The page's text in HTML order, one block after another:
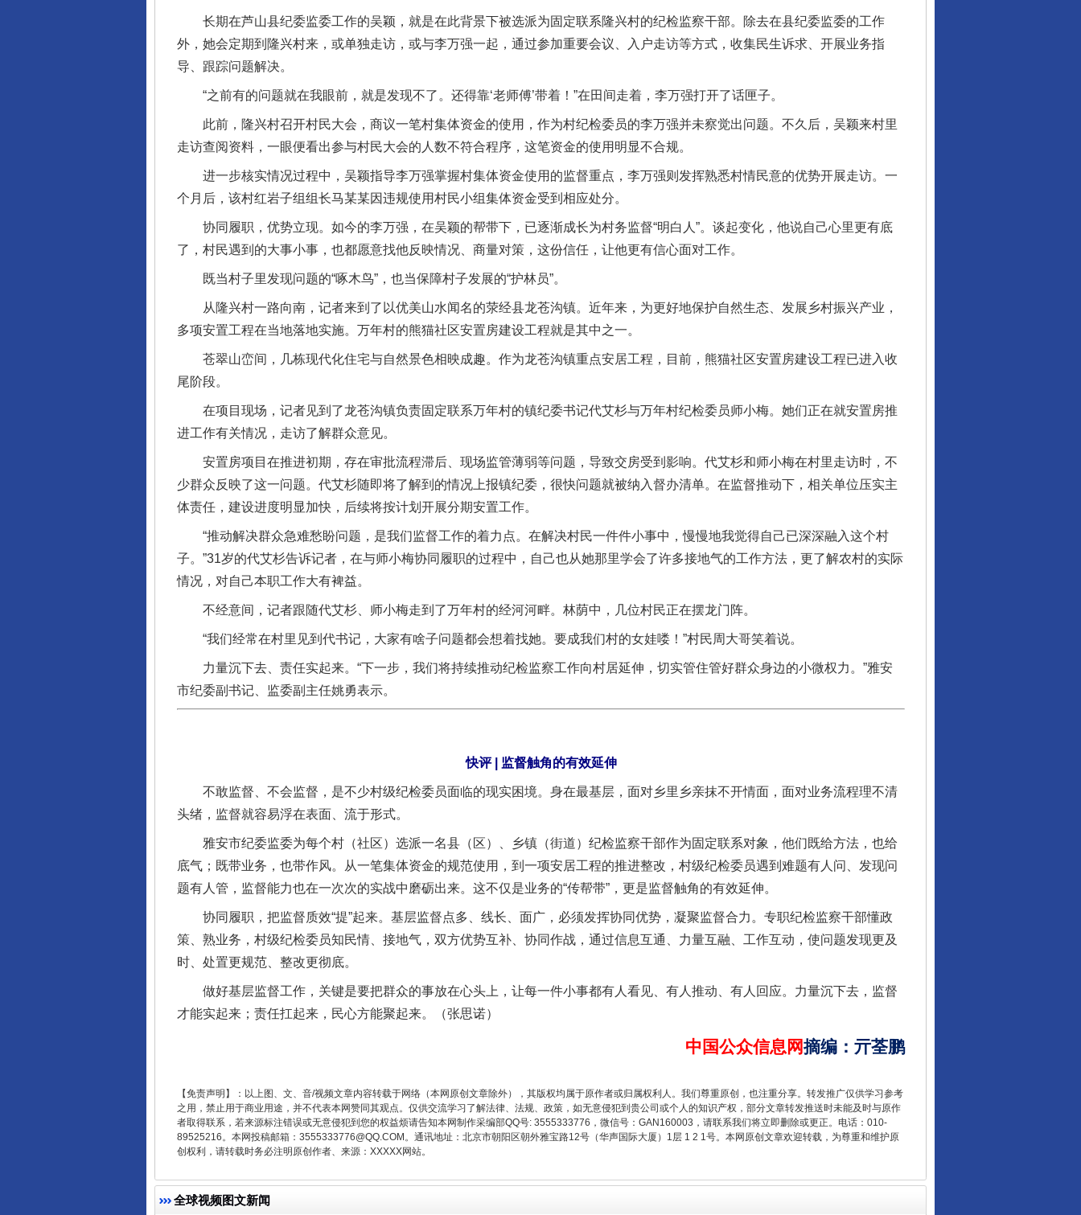
长期在芦山县纪委监委工作的吴颖，就是在此背景下被选派为固定联系隆兴村的纪检监察干部。除去在县纪委监委的工作
外，她会定期到隆兴村来，或单独走访，或与李万强一起，通过参加重要会议、入户走访等方式，收集民生诉求、开展业务指
导、跟踪问题解决。
“之前有的问题就在我眼前，就是发现不了。还得靠‘老师傅’带着！”在田间走着，李万强打开了话匣子。
此前，隆兴村召开村民大会，商议一笔村集体资金的使用，作为村纪检委员的李万强并未察觉出问题。不久后，吴颖来村里
走访查阅资料，一眼便看出参与村民大会的人数不符合程序，这笔资金的使用明显不合规。
进一步核实情况过程中，吴颖指导李万强掌握村集体资金使用的监督重点，李万强则发挥熟悉村情民意的优势开展走访。一
个月后，该村红岩子组组长马某某因违规使用村民小组集体资金受到相应处分。
协同履职，优势立现。如今的李万强，在吴颖的帮带下，已逐渐成长为村务监督“明白人”。谈起变化，他说自己心里更有底
了，村民遇到的大事小事，也都愿意找他反映情况、商量对策，这份信任，让他更有信心面对工作。
既当村子里发现问题的“啄木鸟”，也当保障村子发展的“护林员”。
从隆兴村一路向南，记者来到了以优美山水闻名的荥经县龙苍沟镇。近年来，为更好地保护自然生态、发展乡村振兴产业，
多项安置工程在当地落地实施。万年村的熊猫社区安置房建设工程就是其中之一。
苍翠山峦间，几栋现代化住宅与自然景色相映成趣。作为龙苍沟镇重点安居工程，目前，熊猫社区安置房建设工程已进入收
尾阶段。
在项目现场，记者见到了龙苍沟镇负责固定联系万年村的镇纪委书记代艾杉与万年村纪检委员师小梅。她们正在就安置房推
进工作有关情况，走访了解群众意见。
安置房项目在推进初期，存在审批流程滞后、现场监管薄弱等问题，导致交房受到影响。代艾杉和师小梅在村里走访时，不
少群众反映了这一问题。代艾杉随即将了解到的情况上报镇纪委，很快问题就被纳入督办清单。在监督推动下，相关单位压实主
体责任，建设进度明显加快，后续将按计划开展分期安置工作。
“推动解决群众急难愁盼问题，是我们监督工作的着力点。在解决村民一件件小事中，慢慢地我觉得自己已深深融入这个村
子。”31岁的代艾杉告诉记者，在与师小梅协同履职的过程中，自己也从她那里学会了许多接地气的工作方法，更了解农村的实际
情况，对自己本职工作大有裨益。
不经意间，记者跟随代艾杉、师小梅走到了万年村的经河河畔。林荫中，几位村民正在摆龙门阵。
“我们经常在村里见到代书记，大家有啥子问题都会想着找她。要成我们村的女娃喽！”村民周大哥笑着说。
力量沉下去、责任实起来。“下一步，我们将持续推动纪检监察工作向村居延伸，切实管住管好群众身边的小微权力。”雅安
市纪委副书记、监委副主任姚勇表示。
快评 | 监督触角的有效延伸
不敢监督、不会监督，是不少村级纪检委员面临的现实困境。身在最基层，面对乡里乡亲抹不开情面，面对业务流程理不清
头绪，监督就容易浮在表面、流于形式。
雅安市纪委监委为每个村（社区）选派一名县（区）、乡镇（街道）纪检监察干部作为固定联系对象，他们既给方法，也给
底气；既带业务，也带作风。从一笔集体资金的规范使用，到一项安居工程的推进整改，村级纪检委员遇到难题有人问、发现问
题有人管，监督能力也在一次次的实战中磨砺出来。这不仅是业务的“传帮带”，更是监督触角的有效延伸。
协同履职，把监督质效“提”起来。基层监督点多、线长、面广，必须发挥协同优势，凝聚监督合力。专职纪检监察干部懂政
策、熟业务，村级纪检委员知民情、接地气，双方优势互补、协同作战，通过信息互通、力量互融、工作互动，使问题发现更及
时、处置更规范、整改更彻底。
做好基层监督工作，关键是要把群众的事放在心头上，让每一件小事都有人看见、有人推动、有人回应。力量沉下去，监督
才能实起来；责任扛起来，民心方能聚起来。（张思诺）
中国公众信息网摘编 ： 亓荃鹏
【免责声明】：以上图、文、音/视频文章内容转载于网络（本网原创文章除外），其版权均属于原作者或归属权利人。我们尊重原创，也注重分享。转发推广仅供学习参考
之用，禁止用于商业用途，并不代表本网赞同其观点。仅供交流学习了解法律、法规、政策，如无意侵犯到贵公司或个人的知识产权，部分文章转发推送时未能及时与原作
者取得联系，若来源标注错误或无意侵犯到您的权益烦请告知本网制作采编部QQ号: 3555333776，微信号：GAN160003，请联系我们将立即删除或更正。电话：010-
89525216。本网投稿邮箱：3555333776@QQ.COM。通讯地址：北京市朝阳区朝外雅宝路12号（华声国际大厦）1层 1 2 1号。本网原创文章欢迎转载，为尊重和维护原
创权利，请转载时务必注明原创作者、来源：XXXXX网站。
全球视频图文新闻
东山县通报“牛蛙产品抗生素超标问题” 法徽映军营 权益有保障 让核能赋能千行百业